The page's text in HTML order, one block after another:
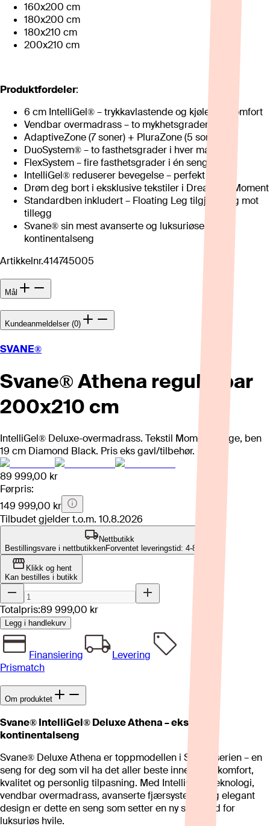
160x200 cm
180x200 cm
180x210 cm
200x210 cm
Produktfordeler:
6 cm IntelliGel® – trykkavlastende og kjølende komfort
Vendbar overmadrass – to mykhetsgrader i én
AdaptiveZone (7 soner) + PluraZone (5 soner)
DuoSystem® – to fasthetsgrader i hver madrass
FlexSystem – fire fasthetsgrader i én seng
IntelliGel® reduserer bevegelse – perfekt for par
Drøm deg bort i eksklusive tekstiler i Dream og Moment
Standardben inkludert – Floating Leg tilgjengelig mot
tillegg
Svane® sin mest avanserte og luksuriøse
kontinentalseng
Artikkelnr.414745005
Mål
Kundeanmeldelser (0)
SVANE®
Svane® Athena regulerbar
200x210 cm
IntelliGel® Deluxe-overmadrass. Tekstil Moment Beige, ben
19 cm Diamond Black. Pris eks gavl/tilbehør.
89 999,00 kr
Førpris:
149 999,00 kr
Tilbudet gjelder t.o.m. 10.8.2026
Nettbutikk
Bestillingsvare i nettbutikkenForventet leveringstid: 4-8 uker
Klikk og hent
Kan bestilles i butikk
Totalpris:89 999,00 kr
Legg i handlekurv
Finansiering
Levering
Prismatch
Om produktet
Svane® IntelliGel® Deluxe Athena – eksklusiv
kontinentalseng
Svane® Deluxe Athena er toppmodellen i Svane-serien – en
seng for deg som vil ha det aller beste innen søvnkomfort,
kvalitet og personlig tilpasning. Med IntelliGel®-teknologi,
vendbar overmadrass, avanserte fjærsystemer og elegant
design er dette en seng som setter en ny standard for
luksuriøs hvile.